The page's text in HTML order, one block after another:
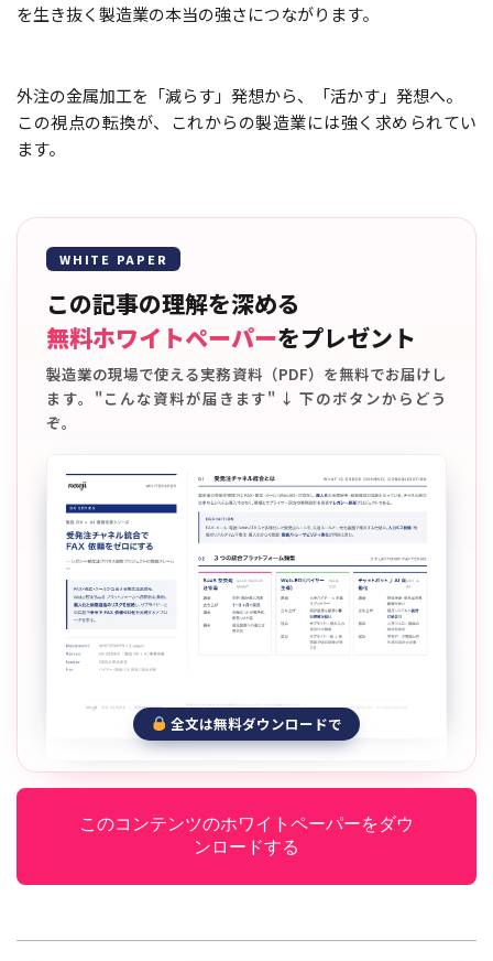
を生き抜く製造業の本当の強さにつながります。
外注の金属加工を「減らす」発想から、「活かす」発想へ。
この視点の転換が、これからの製造業には強く求められてい
ます。
WHITE PAPER
この記事の理解を深める
無料ホワイトペーパーをプレゼント
製造業の現場で使える実務資料（PDF）を無料でお届けし
ます。"こんな資料が届きます" ↓ 下のボタンからどう
ぞ。
全文は無料ダウンロードで
このコンテンツのホワイトペーパーをダウ
ンロードする